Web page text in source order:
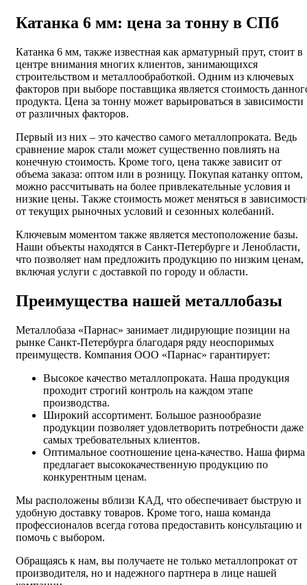
Катанка 6 мм: цена за тонну в СПб
Катанка 6 мм, также известная как арматурный прут, стоит в
центре внимания многих клиентов, занимающихся
строительством и металлообработкой. Одним из ключевых
факторов при выборе поставщика является стоимость
продукта. Цена за тонну может варьироваться в зависимости
от различных факторов.
Первый из них – это качество самого металлопроката. Ведь
сравнение марок стали может существенно повлиять на
конечную стоимость. Кроме того, цена также зависит от
объема заказа: оптом или в розницу. Покупая катанку оптом,
можно рассчитывать на более привлекательные условия и
низкие цены. Также стоимость может меняться в
от текущих рыночных условий и сезонных колебаний.
Ключевым моментом также является местоположение базы.
Наши объекты находятся в Санкт-Петербурге и Ленобласти,
что позволяет нам предложить продукцию по низким ценам,
включая услуги с доставкой по городу и области.
Преимущества нашей металлобазы
Металлобаза «Парнас» занимает лидирующие позиции на
рынке Санкт-Петербурга благодаря ряду неоспоримых
преимуществ. Компания ООО «Парнас» гарантирует:
Высокое качество металлопроката. Наша продукция
проходит строгий контроль на каждом этапе
производства.
Широкий ассортимент. Большое разнообразие
продукции позволяет удовлетворить потребности даже
самых требовательных клиентов.
Оптимальное соотношение цена-качество. Наша фирма
предлагает высококачественную продукцию по
конкурентным ценам.
Мы расположены вблизи КАД, что обеспечивает быструю и
удобную доставку товаров. Кроме того, наша команда
профессионалов всегда готова предоставить консультацию и
помочь с выбором.
Обращаясь к нам, вы получаете не только металлопрокат от
производителя, но и надежного партнера в лице нашей